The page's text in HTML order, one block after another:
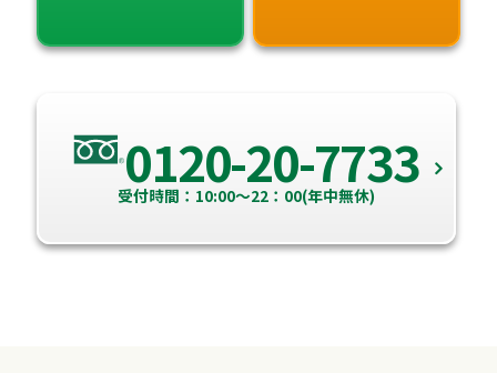
0120-20-7733
受付時間：10:00～22：00(年中無休)